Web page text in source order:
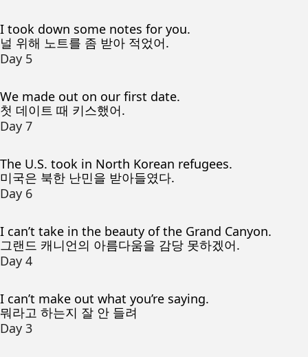
I took down some notes for you.
널 위해 노트를 좀 받아 적었어.
Day 5
We made out on our first date.
첫 데이트 때 키스했어.
Day 7
The U.S. took in North Korean refugees.
미국은 북한 난민을 받아들였다.
Day 6
I can’t take in the beauty of the Grand Canyon.
그랜드 캐니언의 아름다움을 감당 못하겠어.
Day 4
I can’t make out what you’re saying.
뭐라고 하는지 잘 안 들려
Day 3